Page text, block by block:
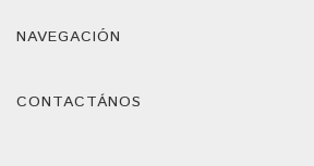
NAVEGACIÓN
CONTACTÁNOS